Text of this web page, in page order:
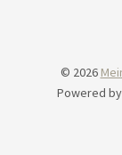
© 2026
Powered by